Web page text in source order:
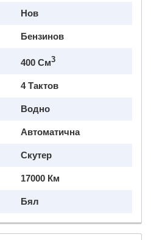
Нов
Бензинов
400 См3
4 Тактов
Водно
Автоматична
Скутер
17000 Км
Бял